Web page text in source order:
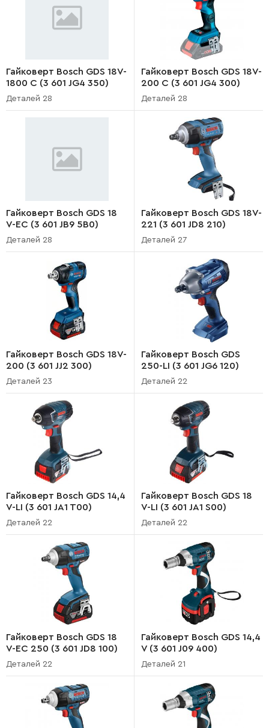
Гайковерт Bosch GDS 18V-
1800 C (3 601 JG4 350)
Деталей 28
Гайковерт Bosch GDS 18V-
200 C (3 601 JG4 300)
Деталей 28
Гайковерт Bosch GDS 18
V-EC (3 601 JB9 5B0)
Деталей 28
Гайковерт Bosch GDS 18V-
221 (3 601 JD8 210)
Деталей 27
Гайковерт Bosch GDS 18V-
200 (3 601 JJ2 300)
Деталей 23
Гайковерт Bosch GDS
250-LI (3 601 JG6 120)
Деталей 22
Гайковерт Bosch GDS 14,4
V-LI (3 601 JA1 T00)
Деталей 22
Гайковерт Bosch GDS 18
V-LI (3 601 JA1 S00)
Деталей 22
Гайковерт Bosch GDS 18
V-EC 250 (3 601 JD8 100)
Деталей 22
Гайковерт Bosch GDS 14,4
V (3 601 J09 400)
Деталей 21